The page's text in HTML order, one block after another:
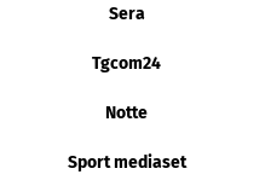
Sera
Tgcom24
Notte
Sport mediaset